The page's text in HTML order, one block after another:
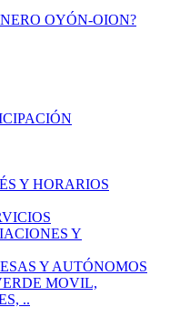
OYÓN-OION?
Y HORARIOS
Y
Y AUTÓNOMOS
MOVIL,
..